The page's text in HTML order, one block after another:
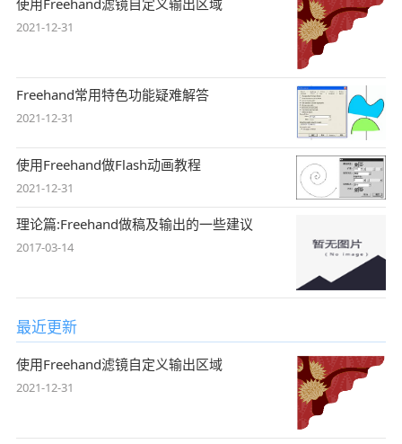
使用Freehand滤镜自定义输出区域
2021-12-31
Freehand常用特色功能疑难解答
2021-12-31
使用Freehand做Flash动画教程
2021-12-31
理论篇:Freehand做稿及输出的一些建议
2017-03-14
最近更新
使用Freehand滤镜自定义输出区域
2021-12-31